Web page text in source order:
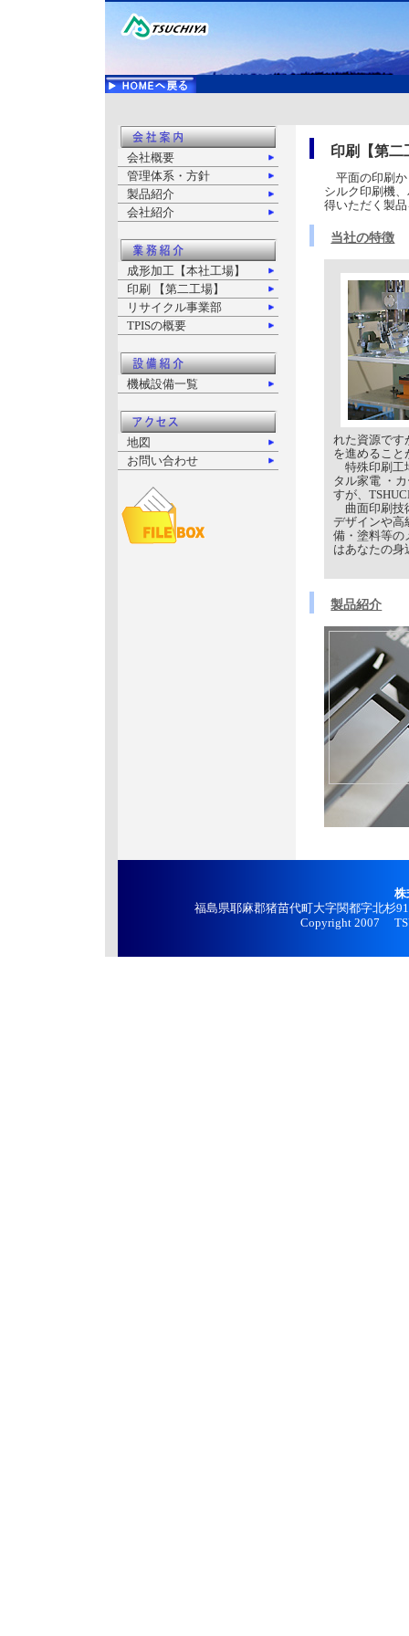
会社概要
管理体系・方針
製品紹介
会社紹介
成形加工【本社工場】
印刷 【第二工場】
リサイクル事業部
TPISの概要
機械設備一覧
地図
お問い合わせ
印刷【第二
平面の印刷か
シルク印刷機
得いただく製
当社の特徴
れた資源です
を進めること
特殊印刷工
タル家電 ・
すが、
曲面印刷技
デザインや高
備・塗料等の
はあなたの身
製品紹介
福島県耶麻郡猪苗代町大字関都字
Copyright 2007